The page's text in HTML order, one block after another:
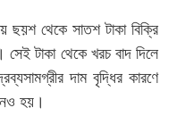
ছয়শ থেকে সাতশ টাকা বিক্রি
টাকা থেকে খরচ বাদ দিলে
দাম বৃদ্ধির কারণে
হয়।